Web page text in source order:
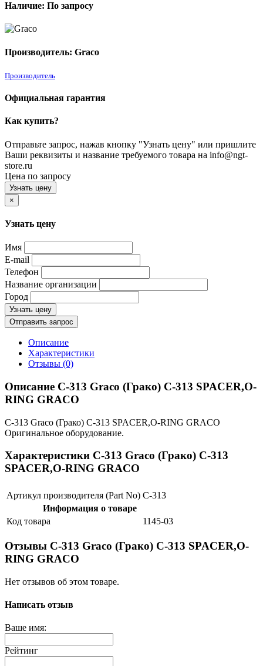
Наличие: По запросу
Производитель: Graco
Производитель
Официальная гарантия
Как купить?
Отправьте запрос, нажав кнопку "Узнать цену" или пришлите
Ваши реквизиты и название требуемого товара на info@ngt-
store.ru
Цена по запросу
Узнать цену
×
Узнать цену
Имя
E-mail
Телефон
Название организации
Город
Узнать цену
Отправить запрос
Описание
Характеристики
Отзывы (0)
Описание C-313 Graco (Грако) C-313 SPACER,O-
RING GRACO
C-313 Graco (Грако) C-313 SPACER,O-RING GRACO
Оригинальное оборудование.
Характеристики C-313 Graco (Грако) C-313
SPACER,O-RING GRACO
Артикул производителя (Part No) C-313
Информация о товаре
Код товара
1145-03
Отзывы C-313 Graco (Грако) C-313 SPACER,O-
RING GRACO
Нет отзывов об этом товаре.
Написать отзыв
Ваше имя:
Рейтинг